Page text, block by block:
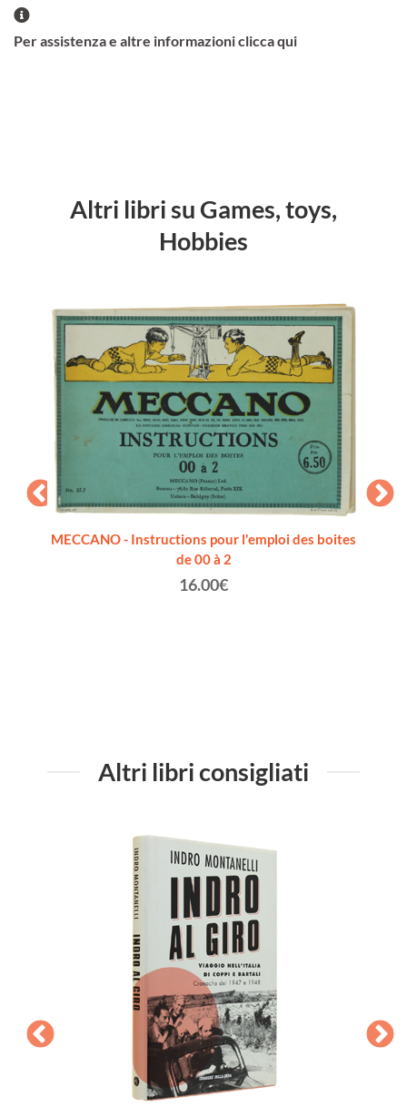
Per assistenza e altre informazioni clicca qui
Altri libri su Games, toys,
Hobbies
MECCANO - Instructions pour l'emploi des boites
de 00 à 2
16.00€
Altri libri consigliati